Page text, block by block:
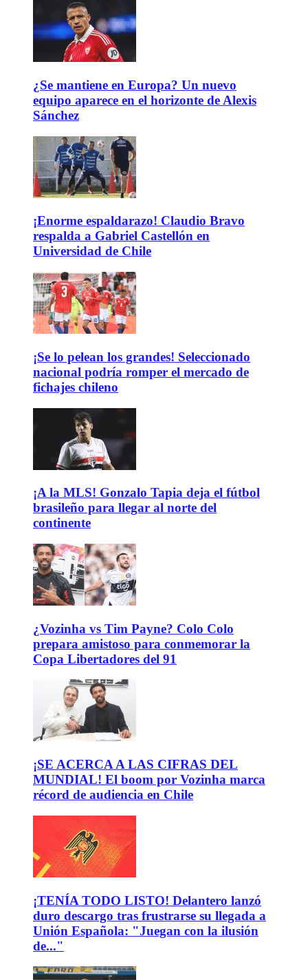
¿Se mantiene en Europa? Un nuevo
equipo aparece en el horizonte de Alexis
Sánchez
¡Enorme espaldarazo! Claudio Bravo
respalda a Gabriel Castellón en
Universidad de Chile
¡Se lo pelean los grandes! Seleccionado
nacional podría romper el mercado de
fichajes chileno
¡A la MLS! Gonzalo Tapia deja el fútbol
brasileño para llegar al norte del
continente
¿Vozinha vs Tim Payne? Colo Colo
prepara amistoso para conmemorar la
Copa Libertadores del 91
¡SE ACERCA A LAS CIFRAS DEL
MUNDIAL! El boom por Vozinha marca
récord de audiencia en Chile
¡TENÍA TODO LISTO! Delantero lanzó
duro descargo tras frustrarse su llegada a
Unión Española: "Juegan con la ilusión
de..."